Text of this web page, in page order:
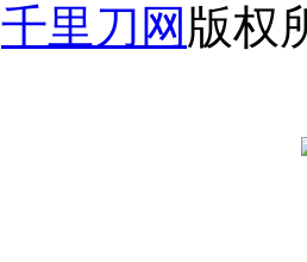
千里刀网 版权